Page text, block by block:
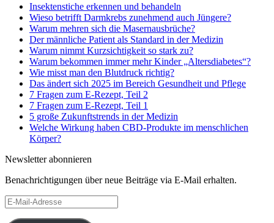
Insektenstiche erkennen und behandeln
Wieso betrifft Darmkrebs zunehmend auch Jüngere?
Warum mehren sich die Masernausbrüche?
Der männliche Patient als Standard in der Medizin
Warum nimmt Kurzsichtigkeit so stark zu?
Warum bekommen immer mehr Kinder „Altersdiabetes“?
Wie misst man den Blutdruck richtig?
Das ändert sich 2025 im Bereich Gesundheit und Pflege
7 Fragen zum E-Rezept, Teil 2
7 Fragen zum E-Rezept, Teil 1
5 große Zukunftstrends in der Medizin
Welche Wirkung haben CBD-Produkte im menschlichen
Körper?
Newsletter abonnieren
Benachrichtigungen über neue Beiträge via E-Mail erhalten.
E-
Mail-